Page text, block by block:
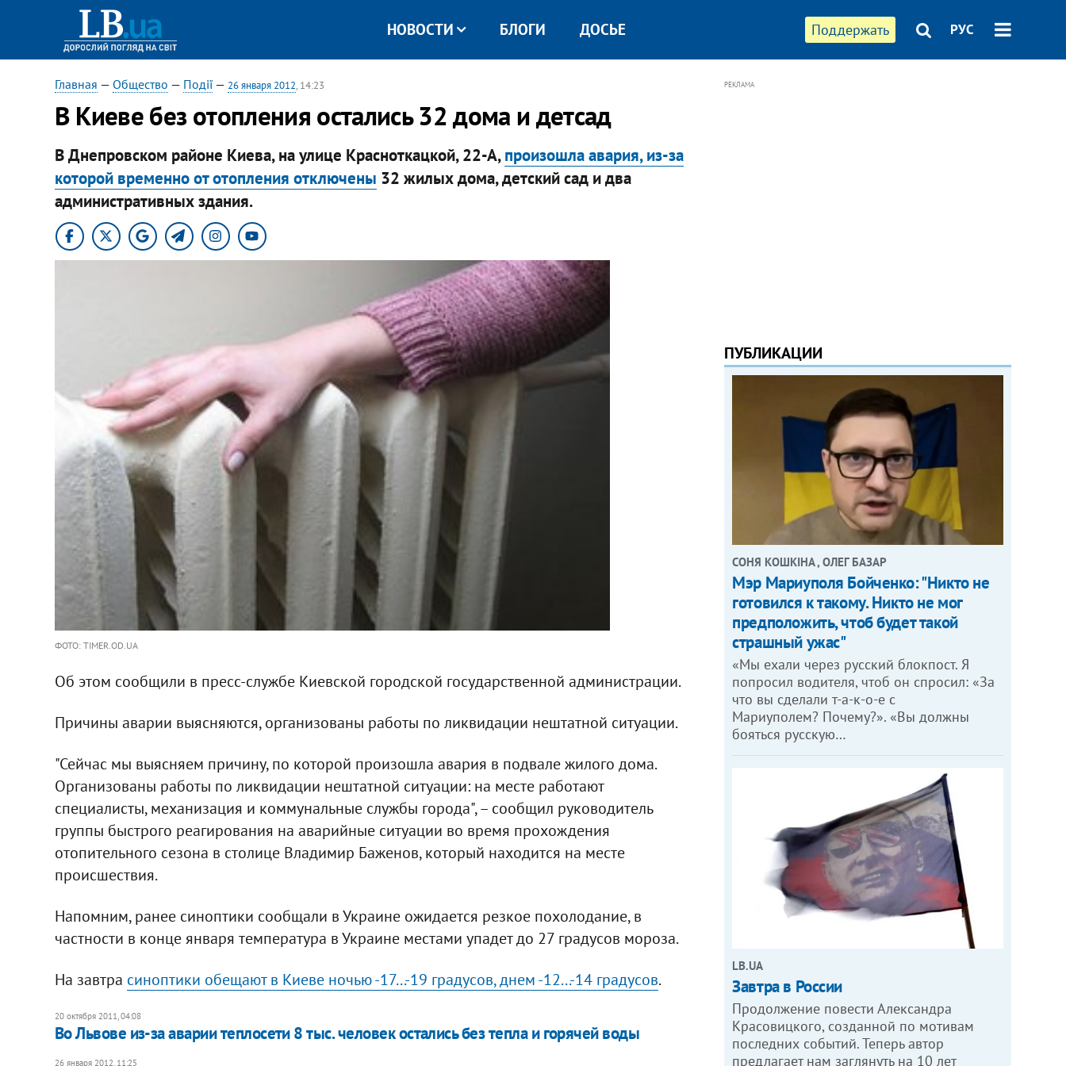
Поддержать РУС
НОВОСТИ БЛОГИ ДОСЬЕ
Главная — Общество — Події— 26 января 2012, 14:23
В Киеве без отопления остались 32 дома и детсад
В Днепровском районе Киева, на улице Красноткацкой, 22-А,произошла авария, из-за
которой временно от отопления отключены 32 жилых дома, детский сад и два
административных здания.
ФОТО: TIMER.OD.UA
Об этом сообщили в пресс-службе Киевской городской государственной администрации.
Причины аварии выясняются, организованы работы по ликвидации нештатной ситуации.
"Сейчас мы выясняем причину, по которой произошла авария в подвале жилого дома.
Организованы работы по ликвидации нештатной ситуации: на месте работают
специалисты, механизация и коммунальные службы города", – сообщил руководитель
группы быстрого реагирования на аварийные ситуации во время прохождения
отопительного сезона в столице Владимир Баженов, который находится на месте
происшествия.
Напомним, ранее синоптики сообщали в Украине ожидается резкое похолодание, в
частности в конце января температура в Украине местами упадет до 27 градусов мороза.
На завтра синоптики обещают в Киеве ночью -17...-19 градусов, днем -12...-14 градусов.
20 октября 2011, 04:08
Во Львове из-за аварии теплосети 8 тыс. человек остались без тепла и горячей воды
26 января 2012, 11:25
РЕКЛАМА
ПУБЛИКАЦИИ
СОНЯ КОШКІНА , ОЛЕГ БАЗАР
Мэр Мариуполя Бойченко: "Никто не
готовился к такому. Никто не мог
предположить, чтоб будет такой
страшный ужас"
«Мы ехали через русский блокпост. Я
попросил водителя, чтоб он спросил: «За
что вы сделали т-а-к-о-е с
Мариуполем? Почему?». «Вы должны
бояться русскую…
LB.UA
Завтра в России
Продолжение повести Александра
Красовицкого, созданной по мотивам
последних событий. Теперь автор
предлагает нам заглянуть на 10 лет